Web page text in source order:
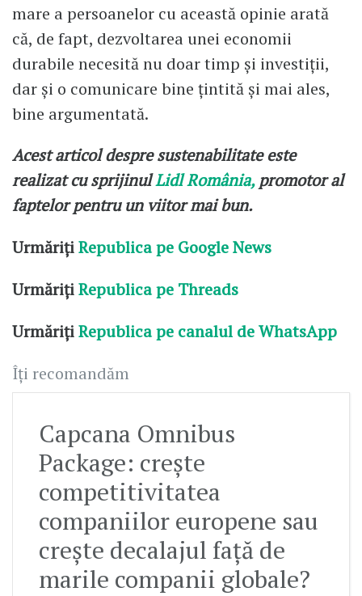
mare a persoanelor cu această opinie arată
că, de fapt, dezvoltarea unei economii
durabile necesită nu doar timp și investiții,
dar și o comunicare bine țintită și mai ales,
bine argumentată.
Acest articol despre sustenabilitate este
realizat cu sprijinulLidl România,promotor al
faptelor pentru un viitor mai bun.
UrmărițiRepublica pe Google News
UrmărițiRepublica pe Threads
UrmărițiRepublica pe canalul de WhatsApp
Îți recomandăm
Capcana Omnibus
Package: crește
competitivitatea
companiilor europene sau
crește decalajul față de
marile companii globale?